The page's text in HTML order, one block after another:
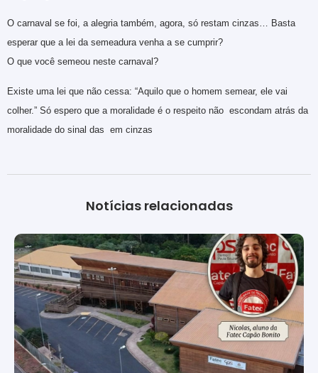
O carnaval se foi, a alegria também, agora, só restam cinzas… Basta
esperar que a lei da semeadura venha a se cumprir?
O que você semeou neste carnaval?
Existe uma lei que não cessa: “Aquilo que o homem semear, ele vai
colher.” Só espero que a moralidade é o respeito não escondam atrás da
moralidade do sinal das em cinzas
Notícias relacionadas